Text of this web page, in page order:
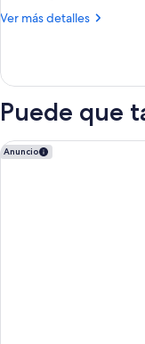
dobles
Ver más detalles
Más
2
dobles
Club)
Puede que
Anuncio
Delta Hotels by